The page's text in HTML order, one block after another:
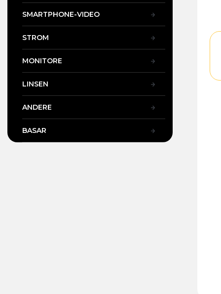
SMARTPHONE-VIDEO
STROM
MONITORE
LINSEN
ANDERE
BASAR